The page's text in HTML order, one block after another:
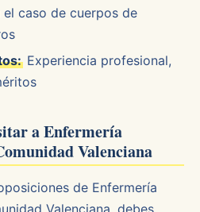
el caso de cuerpos de
Experiencia profesional,
a Enfermería
Valenciana
de Enfermería
Valenciana, debes